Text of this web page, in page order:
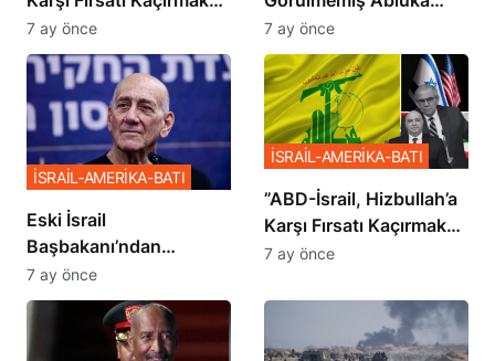
İstemiyor”
7 ay önce
Planı
7 ay önce
Eski İsrail
Başbakanı’ndan
Netanyahu’ya Ağır
Sözler
İSRAİL-AMERİKA-BATI
7 ay önce
​​​​​​​”ABD-İsrail, Hizbullah’a
Karşı Fırsatı Kaçırmak
İstemiyor”
İSRAİL-AMERİKA-BATI
7 ay önce